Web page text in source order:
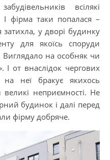
всілякі
фірма таки попалася –
у дворі будинку
для якоїсь споруди
Виглядало на особняк чи
от внаслідок чергових
неї бракує якихось
великі неприємності. Не
будинок і далі перед
фірму добряче.